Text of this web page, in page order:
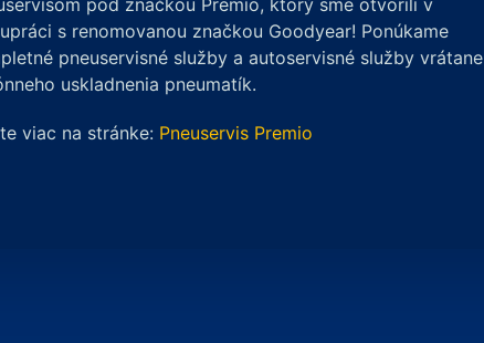
pod značkou Premio, ktorý sme otvorili v
s renomovanou značkou Goodyear! Ponúkame
pneuservisné služby a autoservisné služby vrátane
uskladnenia pneumatík.
viac na stránke: Pneuservis Premio